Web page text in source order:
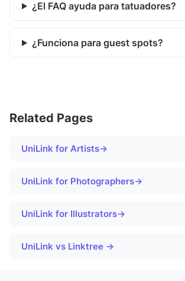
¿El FAQ ayuda para tatuadores?
¿Funciona para guest spots?
Related Pages
UniLink for Artists→
UniLink for Photographers→
UniLink for Illustrators→
UniLink vs Linktree →